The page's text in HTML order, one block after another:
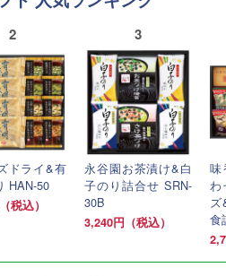
2
ドライ&有
HAN-50
税込）
3
永谷園お茶漬け&白
子のり詰合せ SRN-
30B
3,240円（税込）
味
わ
ズ
食